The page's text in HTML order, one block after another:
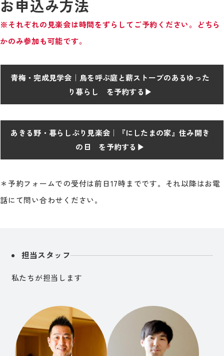
お申込み方法
※それぞれの見楽会は時間をずらしてご予約ください。どちら
かのみ参加も可能です。
青梅・完成見学会｜鳥を呼ぶ庭と薪ストーブのあるゆった
り暮らし を予約する▶
あきる野・暮らしぶり見楽会｜『にしたまの家』住み開き
の日 を予約する▶
＊予約フォームでの受付は前日17時までです。それ以降はお電
話にて問い合わせください。
担当スタッフ
私たちが担当します